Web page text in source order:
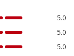
5.0
5.0
5.0